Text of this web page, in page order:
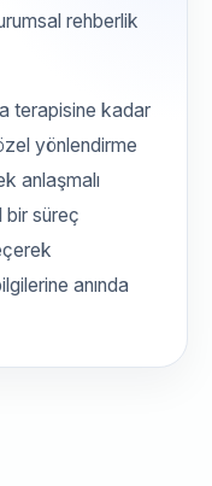
rehberlik
terapisine kadar
yönlendirme
anlaşmalı
süreç
anında